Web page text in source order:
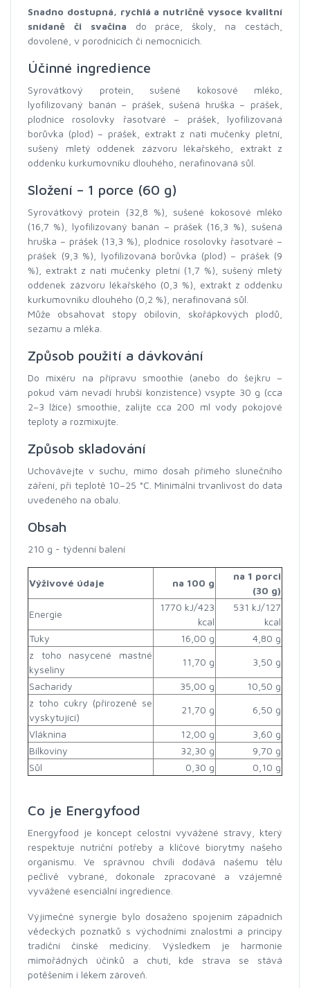
Snadno dostupná, rychlá a nutričně vysoce kvalitní
snídaně či svačina do práce, školy, na cestách,
dovolené, v porodnicích či nemocnicích.
Účinné ingredience
Syrovátkový protein, sušené kokosové mléko,
lyofilizovaný banán – prášek, sušená hruška – prášek,
plodnice rosolovky řasotvaré – prášek, lyofilizovaná
borůvka (plod) – prášek, extrakt z nati mučenky pletní,
sušený mletý oddenek zázvoru lékařského, extrakt z
oddenku kurkumovníku dlouhého, nerafinovaná sůl.
Složení – 1 porce (60 g)
Syrovátkový protein (32,8 %), sušené kokosové mléko
(16,7 %), lyofilizovaný banán – prášek (16,3 %), sušená
hruška – prášek (13,3 %), plodnice rosolovky řasotvaré –
prášek (9,3 %), lyofilizovaná borůvka (plod) – prášek (9
%), extrakt z nati mučenky pletní (1,7 %), sušený mletý
oddenek zázvoru lékařského (0,3 %), extrakt z oddenku
kurkumovníku dlouhého (0,2 %), nerafinovaná sůl.
Může obsahovat stopy obilovin, skořápkových plodů,
sezamu a mléka.
Způsob použití a dávkování
Do mixéru na přípravu smoothie (anebo do šejkru –
pokud vám nevadí hrubší konzistence) vsypte 30 g (cca
2–3 lžíce) smoothie, zalijte cca 200 ml vody pokojové
teploty a rozmixujte.
Způsob skladování
Uchovávejte v suchu, mimo dosah přímého slunečního
záření, při teplotě 10–25 °C. Minimální trvanlivost do data
uvedeného na obalu.
Obsah
210 g - týdenní balení
Výživové údaje na 100 g
na 1 porci
(30 g)
Energie
1770 kJ/423
kcal
531 kJ/127
kcal
Tuky
16,00 g
4,80 g
z toho nasycené mastné
kyseliny
11,70 g 3,50 g
Sacharidy 35,00 g
10,50 g
z toho cukry (přirozeně se
vyskytující)
21,70 g 6,50 g
Vláknina 12,00 g
3,60 g
Bílkoviny
32,30 g
9,70 g
Sůl
0,30 g 0,10 g
Co je Energyfood
Energyfood je koncept celostní vyvážené stravy, který
respektuje nutriční potřeby a klíčové biorytmy našeho
organismu. Ve správnou chvíli dodává našemu tělu
pečlivě vybrané, dokonale zpracované a vzájemně
vyvážené esenciální ingredience.
Výjimečné synergie bylo dosaženo spojením západních
vědeckých poznatků s východními znalostmi a principy
tradiční čínské medicíny. Výsledkem je harmonie
mimořádných účinků a chutí, kde strava se stává
potěšením i lékem zároveň.